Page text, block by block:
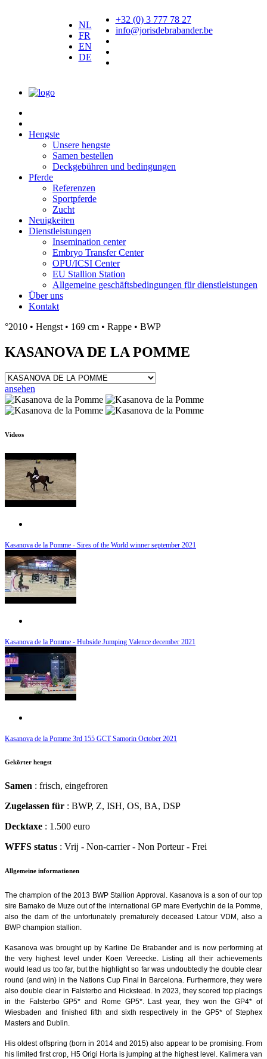
NL
FR
EN
DE
+32 (0) 3 777 78 27
info@jorisdebrabander.be
Hengste
Unsere hengste
Samen bestellen
Deckgebühren und bedingungen
Pferde
Referenzen
Sportpferde
Zucht
Neuigkeiten
Dienstleistungen
Insemination center
Embryo Transfer Center
OPU/ICSI Center
EU Stallion Station
Allgemeine geschäftsbedingungen für dienstleistungen
Über uns
Kontakt
°2010 • Hengst • 169 cm • Rappe • BWP
KASANOVA DE LA POMME
ansehen
Videos
Kasanova de la Pomme - Sires of the World winner september 2021
Kasanova de la Pomme - Hubside Jumping Valence december 2021
Kasanova de la Pomme 3rd 155 GCT Samorin October 2021
Gekörter hengst
Samen : frisch, eingefroren
Zugelassen für : BWP, Z, ISH, OS, BA, DSP
Decktaxe : 1.500 euro
WFFS status : Vrij - Non-carrier - Non Porteur - Frei
Allgemeine informationen
The champion of the 2013 BWP Stallion Approval. Kasanova is a son of our top
sire Bamako de Muze out of the international GP mare Everlychin de la Pomme,
also the dam of the unfortunately prematurely deceased Latour VDM, also a
BWP champion stallion.
Kasanova was brought up by Karline De Brabander and is now performing at
the very highest level under Koen Vereecke. Listing all their achievements
would lead us too far, but the highlight so far was undoubtedly the double clear
round (and win) in the Nations Cup Final in Barcelona. Furthermore, they were
also double clear in Falsterbo and Hickstead. In 2023, they scored top placings
in the Falsterbo GP5* and Rome GP5*. Last year, they won the GP4* of
Wiesbaden and finished fifth and sixth respectively in the GP5* of Stephex
Masters and Dublin.
His oldest offspring (born in 2014 and 2015) also appear to be promising. From
his limited first crop, H5 Origi Horta is jumping at the highest level. Kalimera van